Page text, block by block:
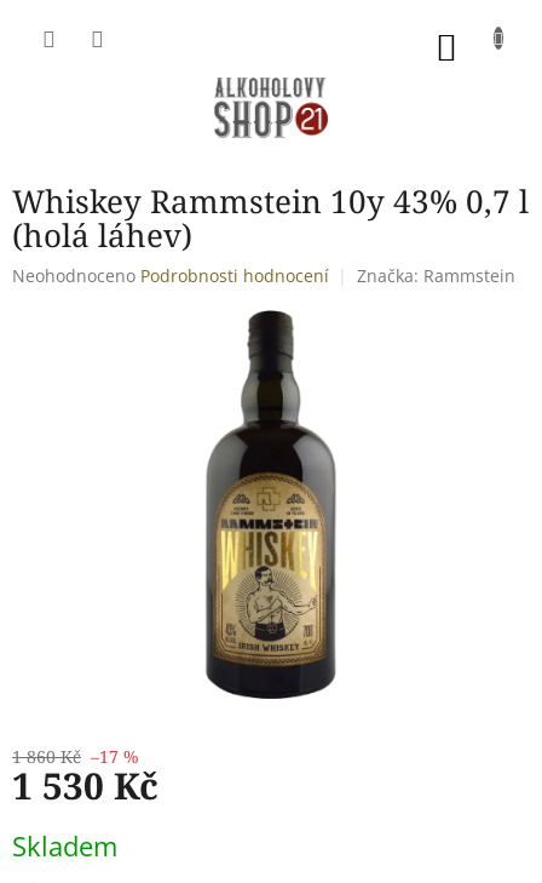
Whiskey Rammstein 10y 43% 0,7 l
(holá láhev)
Průměrné
Neohodnoceno Podrobnosti hodnocení Značka: Rammstein
1 860 Kč –17 %
1 530 Kč
cena:
Skladem